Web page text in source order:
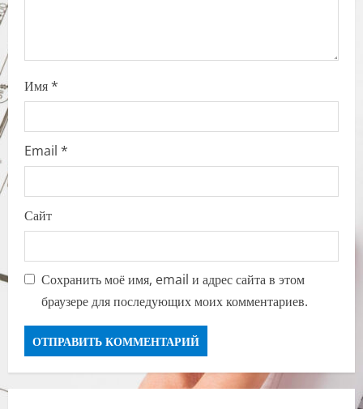
Имя*
Email *
Сайт
Сохранить моё имя, email и адрес сайта в этом
браузере для последующих моих комментариев.